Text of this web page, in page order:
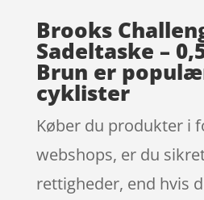
Brooks
Sadeltaske –
Brun er
cyklister
Køber du produkter i
webshops, er du
rettigheder, end hvis